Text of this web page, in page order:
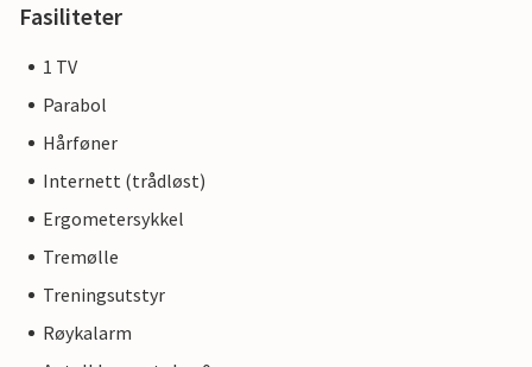
Fasiliteter
1 TV
Parabol
Hårføner
Internett (trådløst)
Ergometersykkel
Tremølle
Treningsutstyr
Røykalarm